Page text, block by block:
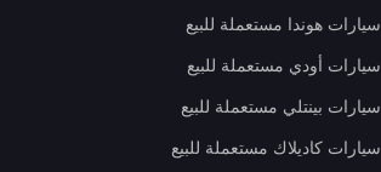
سيارات هوندا مستعملة للبيع
سيارات أودي مستعملة للبيع
سيارات بينتلي مستعملة للبيع
سيارات كاديلاك مستعملة للبيع